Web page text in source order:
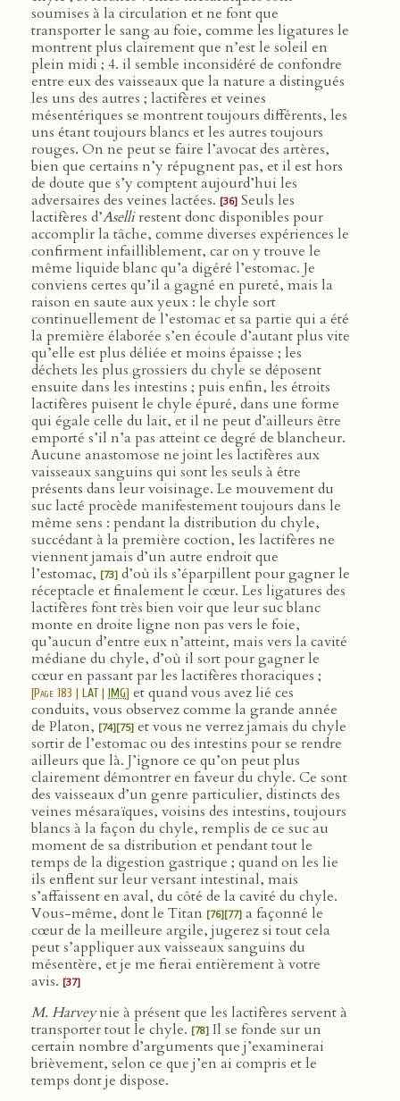
soumises à la circulation et ne font que
transporter le sang au foie, comme les ligatures le
montrent plus clairement que n’est le soleil en
plein midi ; 4. il semble inconsidéré de confondre
entre eux des vaisseaux que la nature a distingués
les uns des autres ; lactifères et veines
mésentériques se montrent toujours différents, les
uns étant toujours blancs et les autres toujours
rouges. On ne peut se faire l’avocat des artères,
bien que certains n’y répugnent pas, et il est hors
de doute que s’y comptent aujourd’hui les
adversaires des veines lactées. [36] Seuls les
lactifères d’Asellirestent donc disponibles pour
accomplir la tâche, comme diverses expériences le
confirment infailliblement, car on y trouve le
même liquide blanc qu’a digéré l’estomac. Je
conviens certes qu’il a gagné en pureté, mais la
raison en saute aux yeux : le chyle sort
continuellement de l’estomac et sa partie qui a été
la première élaborée s’en écoule d’autant plus vite
qu’elle est plus déliée et moins épaisse ; les
déchets les plus grossiers du chyle se déposent
ensuite dans les intestins ; puis enfin, les étroits
lactifères puisent le chyle épuré, dans une forme
qui égale celle du lait, et il ne peut d’ailleurs être
emporté s’il n’a pas atteint ce degré de blancheur.
Aucune anastomose ne joint les lactifères aux
vaisseaux sanguins qui sont les seuls à être
présents dans leur voisinage. Le mouvement du
suc lacté procède manifestement toujours dans le
même sens : pendant la distribution du chyle,
succédant à la première coction, les lactifères ne
viennent jamais d’un autre endroit que
l’estomac, [73] d’où ils s’éparpillent pour gagner le
réceptacle et finalement le cœur. Les ligatures des
lactifères font très bien voir que leur suc blanc
monte en droite ligne non pas vers le foie,
qu’aucun d’entre eux n’atteint, mais vers la cavité
médiane du chyle, d’où il sort pour gagner le
cœur en passant par les lactifères thoraciques ;
[Page 183 | LAT| IMG] et quand vous avez lié ces
conduits, vous observez comme la grande année
de Platon, [74][75] et vous ne verrez jamais du chyle
sortir de l’estomac ou des intestins pour se rendre
ailleurs que là. J’ignore ce qu’on peut plus
clairement démontrer en faveur du chyle. Ce sont
des vaisseaux d’un genre particulier, distincts des
veines mésaraïques, voisins des intestins, toujours
blancs à la façon du chyle, remplis de ce suc au
moment de sa distribution et pendant tout le
temps de la digestion gastrique ; quand on les lie
ils enflent sur leur versant intestinal, mais
s’affaissent en aval, du côté de la cavité du chyle.
Vous-même, dont le Titan [76][77] a façonné le
cœur de la meilleure argile, jugerez si tout cela
peut s’appliquer aux vaisseaux sanguins du
mésentère, et je me fierai entièrement à votre
avis. [37]
M. Harveynie à présent que les lactifères servent à
transporter tout le chyle. [78] Il se fonde sur un
certain nombre d’arguments que j’examinerai
brièvement, selon ce que j’en ai compris et le
temps dont je dispose.